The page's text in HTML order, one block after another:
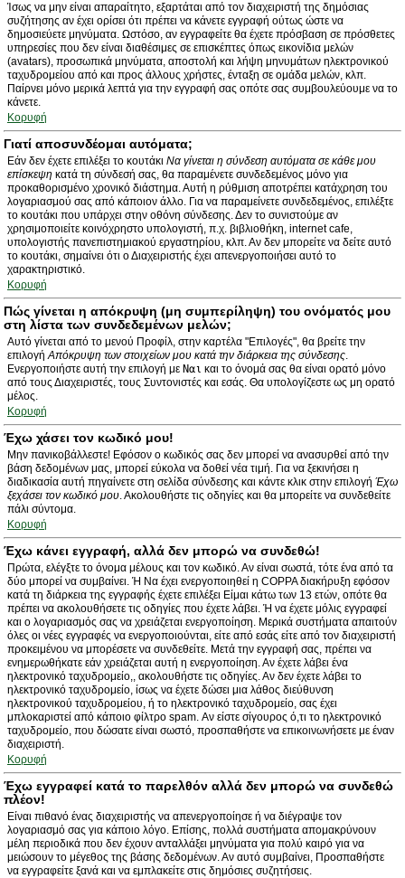
Ίσως να μην είναι απαραίτητο, εξαρτάται από τον διαχειριστή της δημόσιας
συζήτησης αν έχει ορίσει ότι πρέπει να κάνετε εγγραφή ούτως ώστε να
δημοσιεύετε μηνύματα. Ωστόσο, αν εγγραφείτε θα έχετε πρόσβαση σε πρόσθετες
υπηρεσίες που δεν είναι διαθέσιμες σε επισκέπτες όπως εικονίδια μελών
(avatars), προσωπικά μηνύματα, αποστολή και λήψη μηνυμάτων ηλεκτρονικού
ταχυδρομείου από και προς άλλους χρήστες, ένταξη σε ομάδα μελών, κλπ.
Παίρνει μόνο μερικά λεπτά για την εγγραφή σας οπότε σας συμβουλεύουμε να το
κάνετε.
Κορυφή
Γιατί αποσυνδέομαι αυτόματα;
Εάν δεν έχετε επιλέξει το κουτάκι Να γίνεται η σύνδεση αυτόματα σε κάθε μου
επίσκεψη κατά τη σύνδεσή σας, θα παραμένετε συνδεδεμένος μόνο για
προκαθορισμένο χρονικό διάστημα. Αυτή η ρύθμιση αποτρέπει κατάχρηση του
λογαριασμού σας από κάποιον άλλο. Για να παραμείνετε συνδεδεμένος, επιλέξτε
το κουτάκι που υπάρχει στην οθόνη σύνδεσης. Δεν το συνιστούμε αν
χρησιμοποιείτε κοινόχρηστο υπολογιστή, π.χ. βιβλιοθήκη, internet cafe,
υπολογιστής πανεπιστημιακού εργαστηρίου, κλπ. Αν δεν μπορείτε να δείτε αυτό
το κουτάκι, σημαίνει ότι ο Διαχειριστής έχει απενεργοποιήσει αυτό το
χαρακτηριστικό.
Κορυφή
Πώς γίνεται η απόκρυψη (μη συμπερίληψη) του ονόματός μου
στη λίστα των συνδεδεμένων μελών;
Αυτό γίνεται από το μενού Προφίλ, στην καρτέλα "Επιλογές", θα βρείτε την
επιλογήΑπόκρυψη των στοιχείων μου κατά την διάρκεια της σύνδεσης.
Ενεργοποιήστε αυτή την επιλογή με Ναι και το όνομά σας θα είναι ορατό μόνο
από τους Διαχειριστές, τους Συντονιστές και εσάς. Θα υπολογίζεστε ως μη ορατό
μέλος.
Κορυφή
Έχω χάσει τον κωδικό μου!
Μην πανικοβάλλεστε! Εφόσον ο κωδικός σας δεν μπορεί να ανασυρθεί από την
βάση δεδομένων μας, μπορεί εύκολα να δοθεί νέα τιμή. Για να ξεκινήσει η
διαδικασία αυτή πηγαίνετε στη σελίδα σύνδεσης και κάντε κλικ στην επιλογή Έχω
ξεχάσει τον κωδικό μου. Ακολουθήστε τις οδηγίες και θα μπορείτε να συνδεθείτε
πάλι σύντομα.
Κορυφή
Έχω κάνει εγγραφή, αλλά δεν μπορώ να συνδεθώ!
Πρώτα, ελέγξτε το όνομα μέλους και τον κωδικό. Αν είναι σωστά, τότε ένα από τα
δύο μπορεί να συμβαίνει. Ή Να έχει ενεργοποιηθεί η COPPA διακήρυξη εφόσον
κατά τη διάρκεια της εγγραφής έχετε επιλέξει Είμαι κάτω των 13 ετών, οπότε θα
πρέπει να ακολουθήσετε τις οδηγίες που έχετε λάβει. Ή να έχετε μόλις εγγραφεί
και ο λογαριασμός σας να χρειάζεται ενεργοποίηση. Μερικά συστήματα απαιτούν
όλες οι νέες εγγραφές να ενεργοποιούνται, είτε από εσάς είτε από τον διαχειριστή
προκειμένου να μπορέσετε να συνδεθείτε. Μετά την εγγραφή σας, πρέπει να
ενημερωθήκατε εάν χρειάζεται αυτή η ενεργοποίηση. Αν έχετε λάβει ένα
ηλεκτρονικό ταχυδρομείο,, ακολουθήστε τις οδηγίες. Αν δεν έχετε λάβει το
ηλεκτρονικό ταχυδρομείο, ίσως να έχετε δώσει μια λάθος διεύθυνση
ηλεκτρονικού ταχυδρομείου, ή το ηλεκτρονικό ταχυδρομείο, σας έχει
μπλοκαριστεί από κάποιο φίλτρο spam. Αν είστε σίγουρος ό,τι το ηλεκτρονικό
ταχυδρομείο, που δώσατε είναι σωστό, προσπαθήστε να επικοινωνήσετε με έναν
διαχειριστή.
Κορυφή
Έχω εγγραφεί κατά το παρελθόν αλλά δεν μπορώ να συνδεθώ
πλέον!
Είναι πιθανό ένας διαχειριστής να απενεργοποίησε ή να διέγραψε τον
λογαριασμό σας για κάποιο λόγο. Επίσης, πολλά συστήματα απομακρύνουν
μέλη περιοδικά που δεν έχουν ανταλλάξει μηνύματα για πολύ καιρό για να
μειώσουν το μέγεθος της βάσης δεδομένων. Αν αυτό συμβαίνει, Προσπαθήστε
να εγγραφείτε ξανά και να εμπλακείτε στις δημόσιες συζητήσεις.